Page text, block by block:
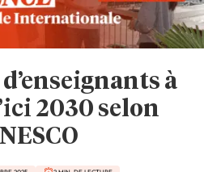
à
2030 selon